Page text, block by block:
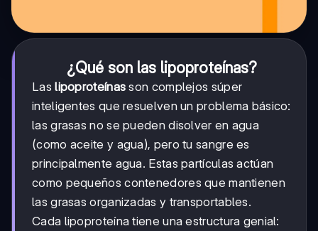
¿Qué son las lipoproteínas?
Laslipoproteínas son complejos súper
inteligentes que resuelven un problema básico:
las grasas no se pueden disolver en agua
(como aceite y agua), pero tu sangre es
principalmente agua. Estas partículas actúan
como pequeños contenedores que mantienen
las grasas organizadas y transportables.
Cada lipoproteína tiene una estructura genial: